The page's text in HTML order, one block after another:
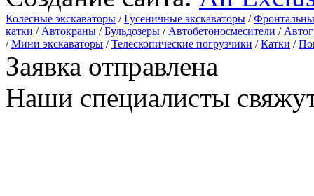
Колесные экскаваторы /Гусеничные экскаваторы /
катки / Автокраны /Бульдозеры / Автобетоносмесители /
/Мини экскаваторы /Телескопические погрузчики /Катки /
Заявка отправлена
Наши специалисты